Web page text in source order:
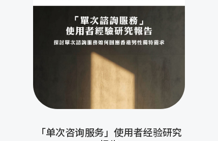
「单次咨询服务」使用者经验研究